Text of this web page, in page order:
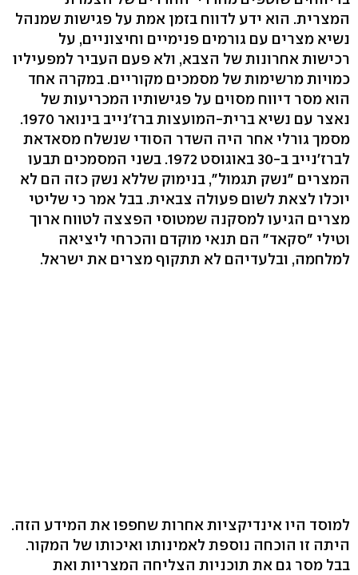
המצרית. הוא ידע לדווח בזמן אמת על פגישות שמנהל
נשיא מצרים עם גורמים פנימיים וחיצוניים, על
רכישות אחרונות של הצבא, ולא פעם העביר למפעיליו
כמויות מרשימות של מסמכים מקוריים. במקרה אחד
הוא מסר דיווח מסוים על פגישותיו המכריעות של
נאצר עם נשיא ברית-המועצות ברז'נייב בינואר 1970.
מסמך גורלי אחר היה השדר הסודי שנשלח מסאדאת
לברז'נייב ב-30 באוגוסט 1972. בשני המסמכים תבעו
המצרים "נשק תגמול", בנימוק שללא נשק כזה הם לא
יוכלו לצאת לשום פעולה צבאית. בבל אמר כי שליטי
מצרים הגיעו למסקנה שמטוסי הפצצה לטווח ארוך
וטילי "סקאד" הם תנאי מוקדם והכרחי ליציאה
למלחמה, ובלעדיהם לא תתקוף מצרים את ישראל.
למוסד היו אינדיקציות אחרות שחפפו את המידע הזה.
היתה זו הוכחה נוספת לאמינותו ואיכותו של המקור.
בבל מסר גם את תוכניות הצליחה המצריות ואת